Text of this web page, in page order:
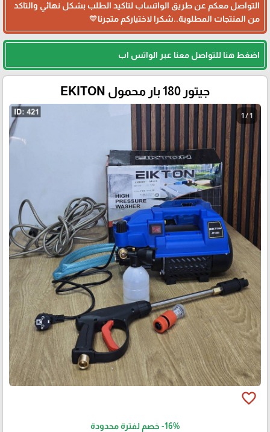
التواصل معكم عن طريق الواتساب لتاكيد الطلب بشكل نهائي والتاكد
من المنتجات المطلوبة..شكرا لاختياركم متجرنا💙
اضغط هنا للتواصل معنا عبر الواتس اب
جيتور 180 بار محمول EKITON
1 / 1
favorite_border
-16% خصم لفترة محدودة